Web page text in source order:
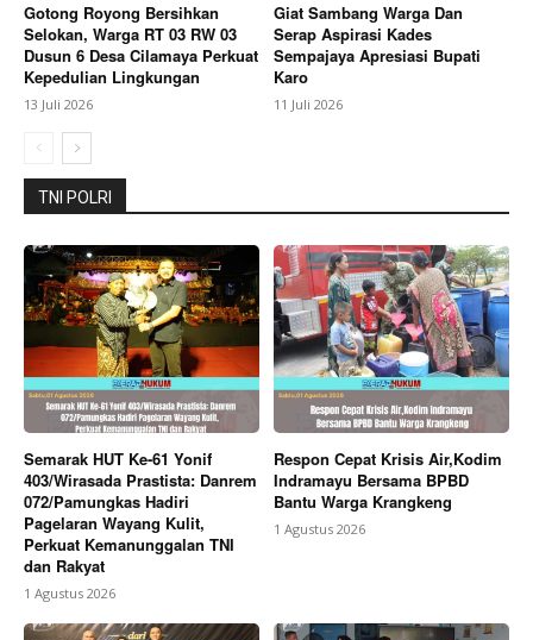
Gotong Royong Bersihkan
Selokan, Warga RT 03 RW 03
Dusun 6 Desa Cilamaya Perkuat
Kepedulian Lingkungan
13 Juli 2026
Giat Sambang Warga Dan
Serap Aspirasi Kades
Sempajaya Apresiasi Bupati
Karo
11 Juli 2026
TNI POLRI
Semarak HUT Ke-61 Yonif
403/Wirasada Prastista: Danrem
072/Pamungkas Hadiri
Pagelaran Wayang Kulit,
Perkuat Kemanunggalan TNI
dan Rakyat
1 Agustus 2026
Respon Cepat Krisis Air,Kodim
Indramayu Bersama BPBD
Bantu Warga Krangkeng
1 Agustus 2026